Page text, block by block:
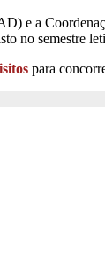
e a
no semestre
para